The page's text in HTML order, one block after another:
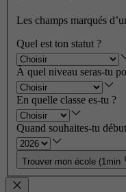
Les champs marqués
Quel est ton statut ?
À quel niveau seras-tu
En quelle classe es-tu ?
Quand souhaites-tu
Trouver mon école (1min